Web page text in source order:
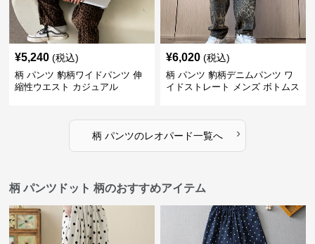
¥5,240 (税込)
柄 パンツ 豹柄ワイドパンツ 伸
縮性ウエスト カジュアル
¥6,020 (税込)
柄 パンツ 豹柄デニムパンツ ワ
イドストレート メンズ ボトムス
柄 パンツのレオパード一覧へ ›
柄 パンツドット 柄のおすすめアイテム